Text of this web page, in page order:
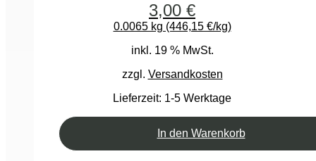
3,00 €
0.0065 kg (446,15 €/kg)
inkl. 19 % MwSt.
zzgl. Versandkosten
Lieferzeit: 1-5 Werktage
In den Warenkorb